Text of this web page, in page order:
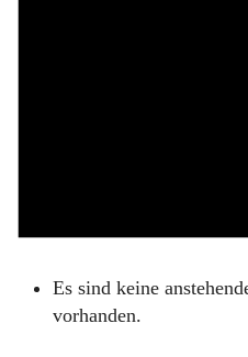
Es sind keine
vorhanden.